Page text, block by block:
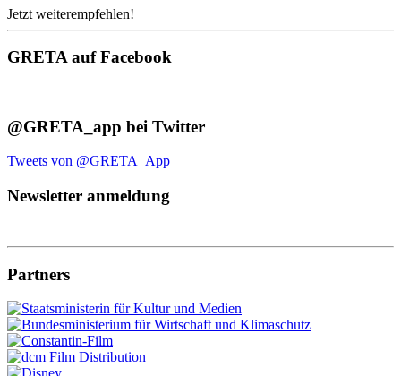
Jetzt weiterempfehlen!
GRETA auf Facebook
@GRETA_app bei Twitter
Tweets von @GRETA_App
Newsletter anmeldung
Partners